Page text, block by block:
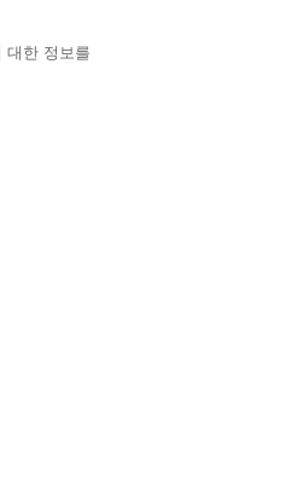
대한 정보를